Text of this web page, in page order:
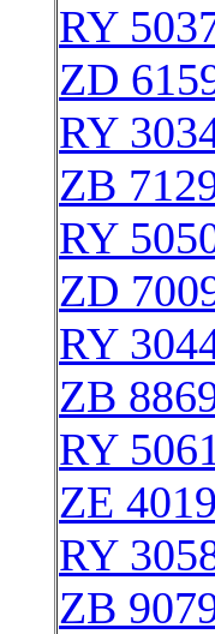
RY
ZD
RY
ZB
RY
ZD
RY
ZB
RY
ZE
RY
ZB